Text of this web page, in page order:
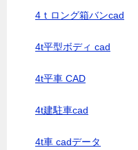
4ｔロング箱バンcad
4t平型ボディ cad
4t平車 CAD
4t建駐車cad
4t車 cadデータ